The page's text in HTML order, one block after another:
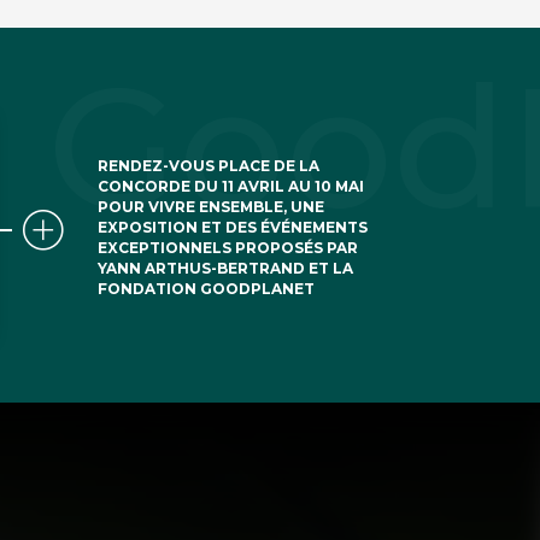
RENDEZ-VOUS PLACE DE LA
CONCORDE DU 11 AVRIL AU 10 MAI
POUR VIVRE ENSEMBLE, UNE
EXPOSITION ET DES ÉVÉNEMENTS
EXCEPTIONNELS PROPOSÉS PAR
YANN ARTHUS-BERTRAND ET LA
FONDATION GOODPLANET